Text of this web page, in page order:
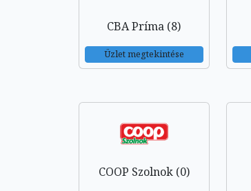
CBA Príma (8)
Üzlet megtekintése
COOP Szolnok (0)